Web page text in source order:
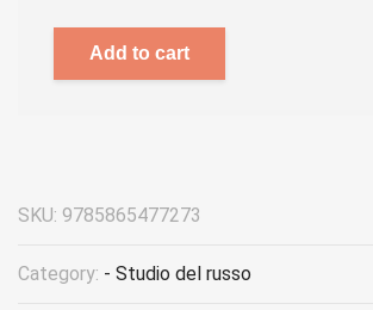
Add to cart
SKU: 9785865477273
Category: - Studio del russo